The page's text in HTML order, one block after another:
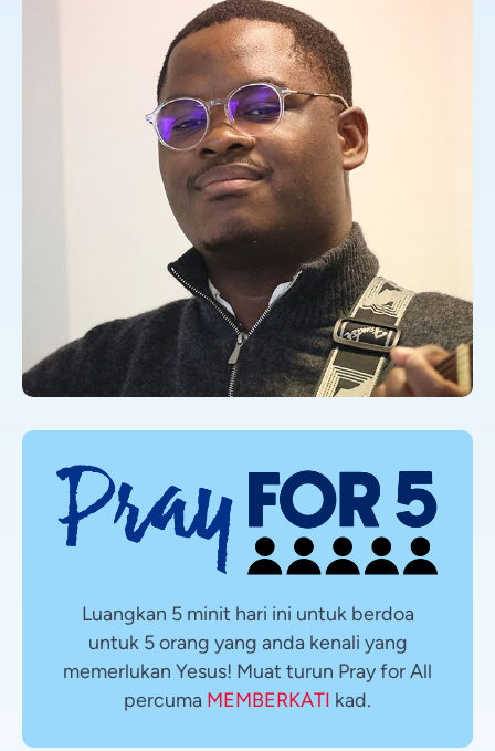
Luangkan 5 minit hari ini untuk berdoa
untuk 5 orang yang anda kenali yang
memerlukan Yesus! Muat turun Pray for All
percuma MEMBERKATI kad.